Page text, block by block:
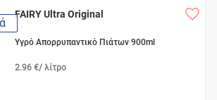
FAIRY Ultra Original
Υγρό Απορρυπαντικό Πιάτων 900ml
2.96 €/ λίτρο